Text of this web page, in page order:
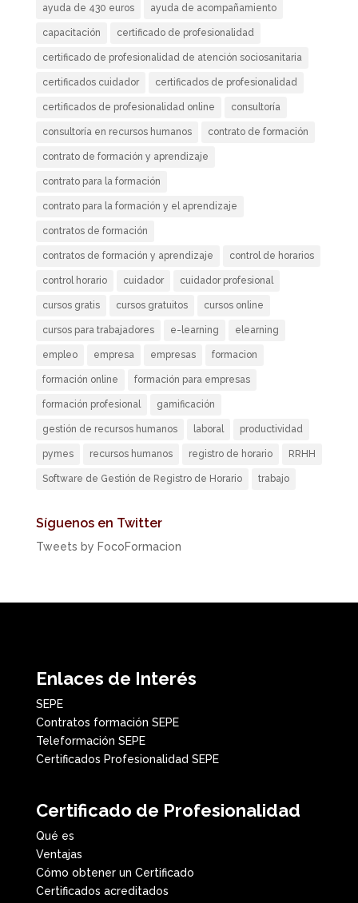
ayuda de 430 euros ayuda de acompañamiento
capacitación certificado de profesionalidad
certificado de profesionalidad de atención sociosanitaria
certificados cuidador certificados de profesionalidad
certificados de profesionalidad online consultoría
consultoría en recursos humanos contrato de formación
contrato de formación y aprendizaje
contrato para la formación
contrato para la formación y el aprendizaje
contratos de formación
contratos de formación y aprendizaje control de horarios
control horario cuidador cuidador profesional
cursos gratis cursos gratuitos cursos online
cursos para trabajadores e-learning elearning
empleo empresa empresas formacion
formación online formación para empresas
formación profesional gamificación
gestión de recursos humanos laboral productividad
pymes recursos humanos registro de horario RRHH
Software de Gestión de Registro de Horario trabajo
Síguenos en Twitter
Tweets by FocoFormacion
Enlaces de Interés
SEPE
Contratos formación SEPE
Teleformación SEPE
Certificados Profesionalidad SEPE
Certificado de Profesionalidad
Qué es
Ventajas
Cómo obtener un Certificado
Certificados acreditados